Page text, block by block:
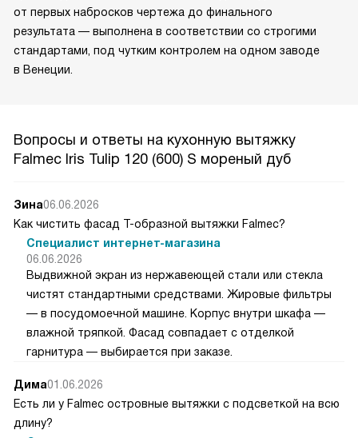
от первых набросков чертежа до финального
результата — выполнена в соответствии со строгими
стандартами, под чутким контролем на одном заводе
в Венеции.
Вопросы и ответы на кухонную вытяжку
Falmec Iris Tulip 120 (600) S мореный дуб
Зина06.06.2026
Как чистить фасад Т-образной вытяжки Falmec?
Специалист интернет-магазина
06.06.2026
Выдвижной экран из нержавеющей стали или стекла
чистят стандартными средствами. Жировые фильтры
— в посудомоечной машине. Корпус внутри шкафа —
влажной тряпкой. Фасад совпадает с отделкой
гарнитура — выбирается при заказе.
Дима01.06.2026
Есть ли у Falmec островные вытяжки с подсветкой на всю
длину?